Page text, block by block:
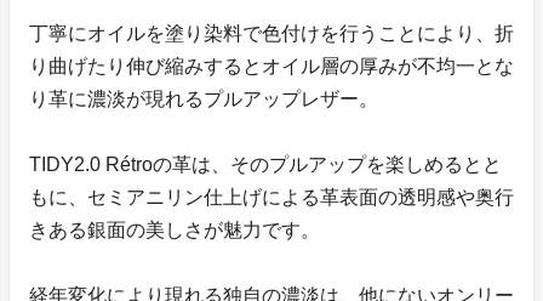
丁寧にオイルを塗り染料で色付けを行うことにより、折
り曲げたり伸び縮みするとオイル層の厚みが不均一とな
り革に濃淡が現れるプルアップレザー。
TIDY2.0 Rétroの革は、そのプルアップを楽しめるとと
もに、セミアニリン仕上げによる革表面の透明感や奥行
きある銀面の美しさが魅力です。
経年変化により現れる独自の濃淡は、他にないオンリー